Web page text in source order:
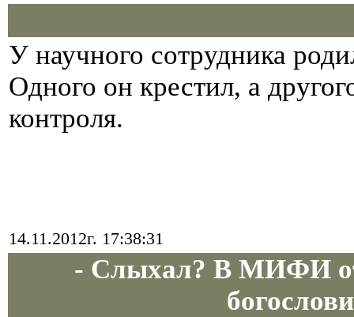
У научного сотрудника
Одного он крестил, а
контроля.
14.11.2012г. 17:38:31
- Слыхал? В МИФИ